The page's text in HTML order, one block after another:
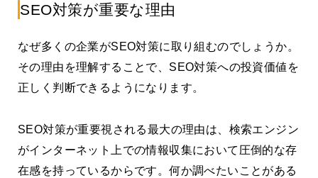
SEO対策が重要な理由
なぜ多くの企業がSEO対策に取り組むのでしょうか。
その理由を理解することで、SEO対策への投資価値を
正しく判断できるようになります。
SEO対策が重要視される最大の理由は、検索エンジン
がインターネット上での情報収集において圧倒的な存
在感を持っているからです。何か調べたいことがある